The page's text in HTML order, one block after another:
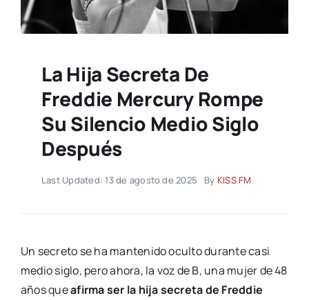
La Hija Secreta De
Freddie Mercury Rompe
Su Silencio Medio Siglo
Después
Last Updated: 13 de agosto de 2025 By KISS FM
Un secreto se ha mantenido oculto durante casi
medio siglo, pero ahora, la voz de B, una mujer de 48
años queafirma ser la hija secreta de Freddie